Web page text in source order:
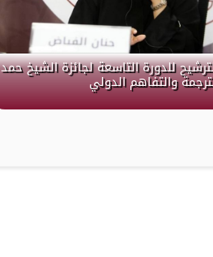
للدورة التاسعة لجائزة الشيخ حمد
والتفاهم الدولي